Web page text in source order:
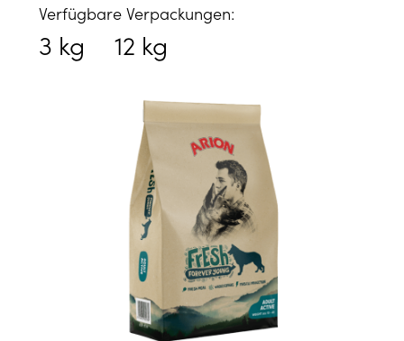
Verfügbare Verpackungen:
3 kg 12 kg